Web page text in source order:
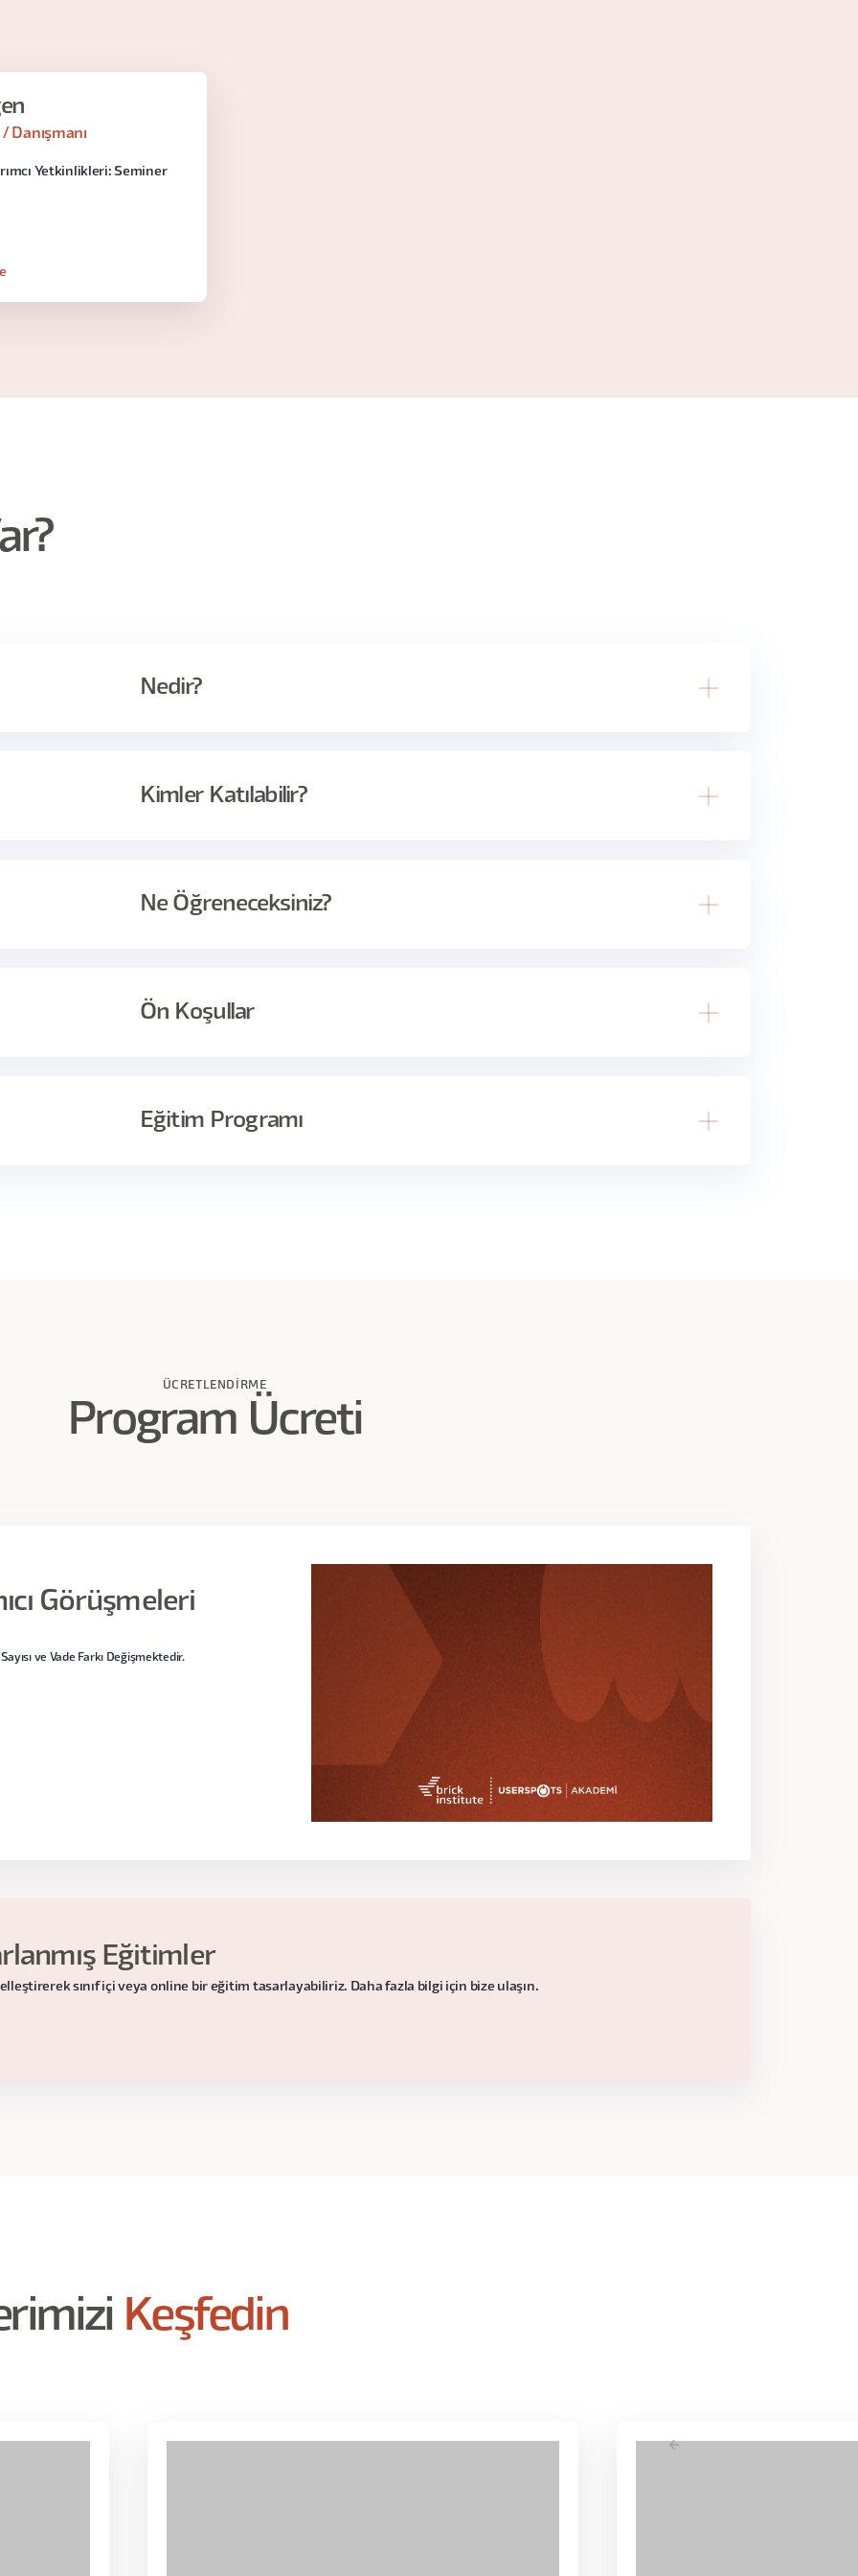
Danışmanı
Yetkinlikleri: Seminer
Nedir?
yapma tekniklerini öğreneceğiz.
Kimler Katılabilir?
sağlayan analistler, PO'larNe Öğreneceksiniz?
gerektiğini,
için gereken yetkinleri kazanacaklardır.
Ön Koşullar
Eğitim Programı
ÜCRETLENDIRME
Program Ücreti
Görüşmeleri
ve Vade Farkı Değişmektedir.
Eğitimler
sınıf içi veya online bir eğitim tasarlayabiliriz. Daha fazla bilgi için bize ulaşın.
Keşfedin